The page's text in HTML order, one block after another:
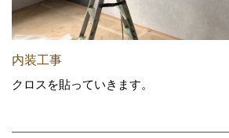
内装工事
クロスを貼っていきます。